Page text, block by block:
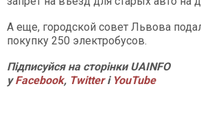
А еще, городской совет Львова
покупку 250 электробусов.
Підписуйся на сторінки UAINFO
уFacebook, Twitterі YouTube